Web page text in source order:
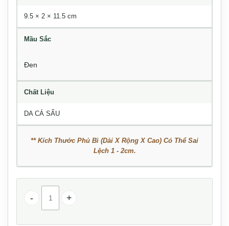
9.5 × 2 × 11.5 cm
Mầu Sắc
Đen
Chất Liệu
DA CÁ SẤU
** Kích Thước Phủ Bì (Dài X Rộng X Cao) Có Thể Sai
Lệch 1 - 2cm.
Ví nguyên con da cá sấu dáng đứng VCSTK012 số lượng